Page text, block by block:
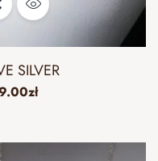
SILVER
zł